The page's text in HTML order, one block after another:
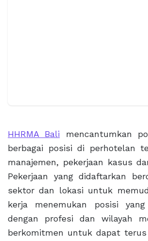
HHRMA Bali mencantumkan
berbagai posisi di perhotelan
manajemen, pekerjaan kasus
Pekerjaan yang didaftarkan
sektor dan lokasi untuk
kerja menemukan posisi
dengan profesi dan wilayah
berkomitmen untuk dapat terus